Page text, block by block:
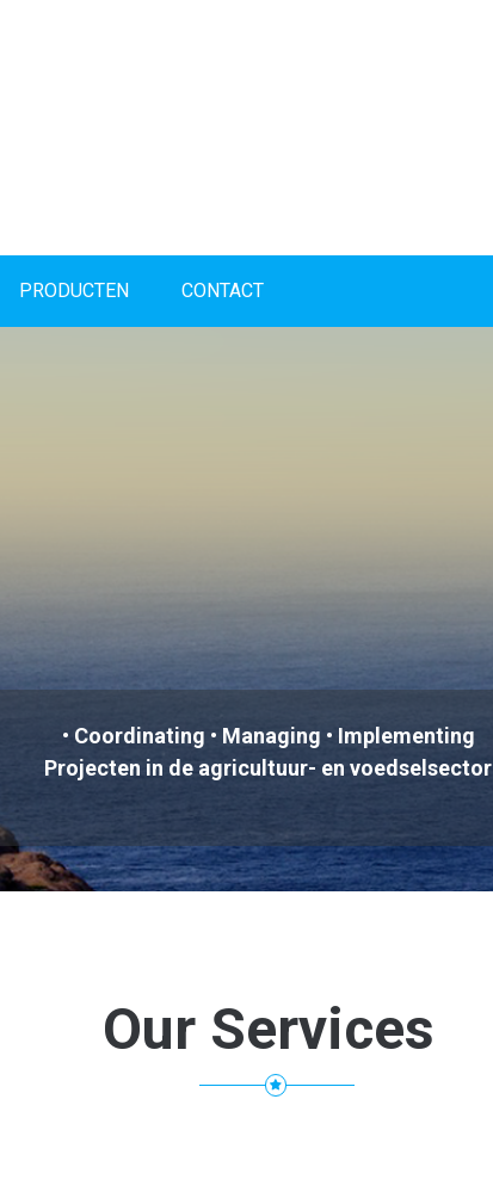
PRODUCTEN CONTACT
• Coordinating • Managing • Implementing
Projecten in de agricultuur- en voedselsector
Our Services